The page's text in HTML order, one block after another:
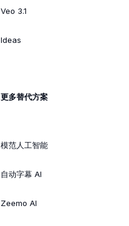
Veo 3.1
Ideas
更多替代方案
模范人工智能
自动字幕 AI
Zeemo AI